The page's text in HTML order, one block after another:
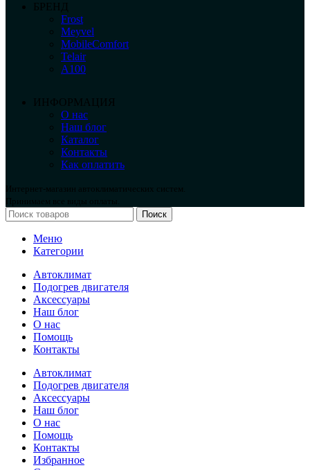
БРЕНД
Frost
Meyvel
MobileComfort
Telair
А100
ИНФОРМАЦИЯ
О нас
Наш блог
Каталог
Контакты
Как оплатить
Интернет-магазин автоклиматических систем.
Принимаем все виды оплаты.
Поиск
Меню
Категории
Автоклимат
Подогрев двигателя
Аксессуары
Наш блог
О нас
Помощь
Контакты
Автоклимат
Подогрев двигателя
Аксессуары
Наш блог
О нас
Помощь
Контакты
Избранное